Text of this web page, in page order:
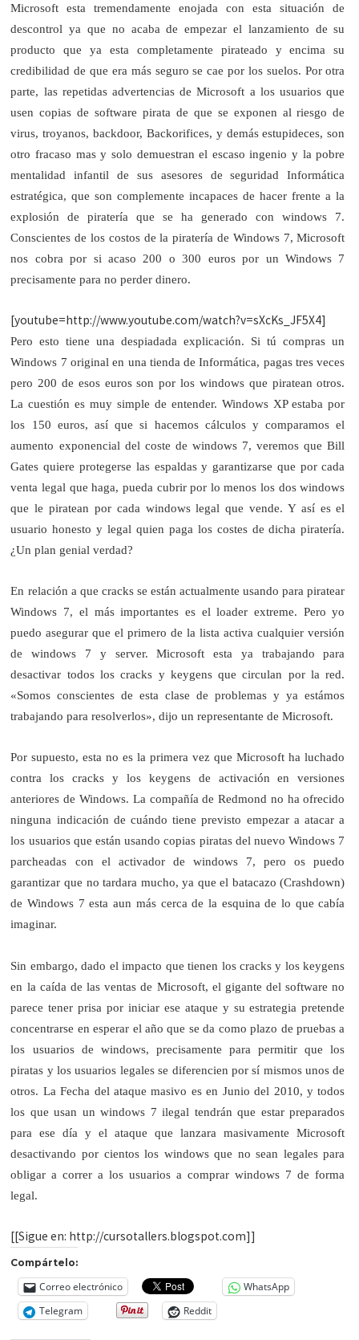
Microsoft esta tremendamente enojada con esta situación de
descontrol ya que no acaba de empezar el lanzamiento de su
producto que ya esta completamente pirateado y encima su
credibilidad de que era más seguro se cae por los suelos. Por otra
parte, las repetidas advertencias de Microsoft a los usuarios que
usen copias de software pirata de que se exponen al riesgo de
virus, troyanos, backdoor, Backorifices, y demás estupideces, son
otro fracaso mas y solo demuestran el escaso ingenio y la pobre
mentalidad infantil de sus asesores de seguridad Informática
estratégica, que son complemente incapaces de hacer frente a la
explosión de piratería que se ha generado con windows 7.
Conscientes de los costos de la piratería de Windows 7, Microsoft
nos cobra por si acaso 200 o 300 euros por un Windows 7
precisamente para no perder dinero.
[youtube=http://www.youtube.com/watch?v=sXcKs_JF5X4]
Pero esto tiene una despiadada explicación. Si tú compras un
Windows 7 original en una tienda de Informática, pagas tres veces
pero 200 de esos euros son por los windows que piratean otros.
La cuestión es muy simple de entender. Windows XP estaba por
los 150 euros, así que si hacemos cálculos y comparamos el
aumento exponencial del coste de windows 7, veremos que Bill
Gates quiere protegerse las espaldas y garantizarse que por cada
venta legal que haga, pueda cubrir por lo menos los dos windows
que le piratean por cada windows legal que vende. Y así es el
usuario honesto y legal quien paga los costes de dicha piratería.
¿Un plan genial verdad?
En relación a que cracks se están actualmente usando para piratear
Windows 7, el más importantes es el loader extreme. Pero yo
puedo asegurar que el primero de la lista activa cualquier versión
de windows 7 y server. Microsoft esta ya trabajando para
desactivar todos los cracks y keygens que circulan por la red.
«Somos conscientes de esta clase de problemas y ya estámos
trabajando para resolverlos», dijo un representante de Microsoft.
Por supuesto, esta no es la primera vez que Microsoft ha luchado
contra los cracks y los keygens de activación en versiones
anteriores de Windows. La compañía de Redmond no ha ofrecido
ninguna indicación de cuándo tiene previsto empezar a atacar a
los usuarios que están usando copias piratas del nuevo Windows 7
parcheadas con el activador de windows 7, pero os puedo
garantizar que no tardara mucho, ya que el batacazo (Crashdown)
de Windows 7 esta aun más cerca de la esquina de lo que cabía
imaginar.
Sin embargo, dado el impacto que tienen los cracks y los keygens
en la caída de las ventas de Microsoft, el gigante del software no
parece tener prisa por iniciar ese ataque y su estrategia pretende
concentrarse en esperar el año que se da como plazo de pruebas a
los usuarios de windows, precisamente para permitir que los
piratas y los usuarios legales se diferencien por sí mismos unos de
otros. La Fecha del ataque masivo es en Junio del 2010, y todos
los que usan un windows 7 ilegal tendrán que estar preparados
para ese día y el ataque que lanzara masivamente Microsoft
desactivando por cientos los windows que no sean legales para
obligar a correr a los usuarios a comprar windows 7 de forma
legal.
[[Sigue en: http://cursotallers.blogspot.com]]
Compártelo:
Correo electrónico
WhatsApp
Telegram
Reddit